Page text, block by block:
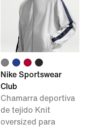
Nike Sportswear
Club
Chamarra deportiva
de tejido Knit
oversized para